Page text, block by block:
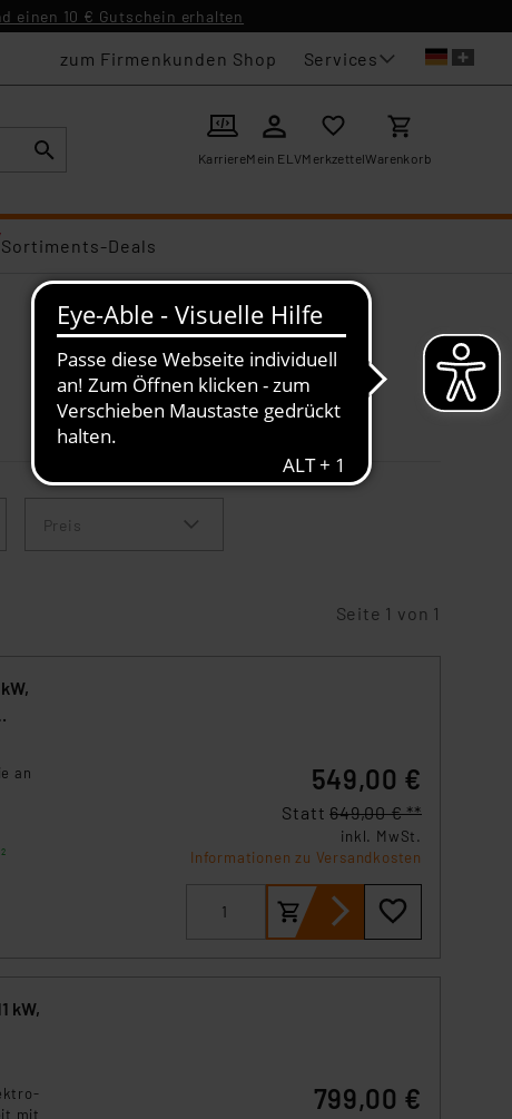
einen 10 € Gutschein erhalten
zum Firmenkunden Shop Services
KarriereMein ELVMerkzettelWarenkorb
Sortiments-Deals
Preis
Seite 1 von 1
an
549,00 €
Statt649,00 € **
inkl. MwSt.
Informationen zu Versandkosten
kW,
mit
799,00 €